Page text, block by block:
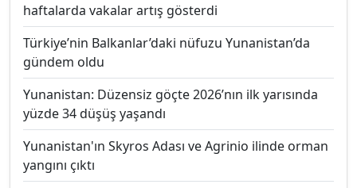
haftalarda vakalar artış gösterdi
Türkiye’nin Balkanlar’daki nüfuzu Yunanistan’da
gündem oldu
Yunanistan: Düzensiz göçte 2026’nın ilk yarısında
yüzde 34 düşüş yaşandı
Yunanistan'ın Skyros Adası ve Agrinio ilinde orman
yangını çıktı